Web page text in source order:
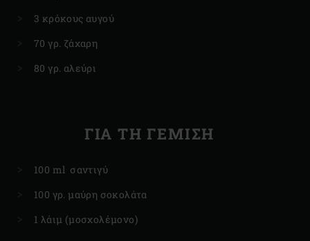
3 κρόκους αυγού
70 γρ. ζάχαρη
80 γρ. αλεύρι
ΓΙΑ ΤΗ ΓΈΜΙΣΗ
100 ml σαντιγύ
100 γρ. μαύρη σοκολάτα
1 λάιμ (μοσχολέμονο)